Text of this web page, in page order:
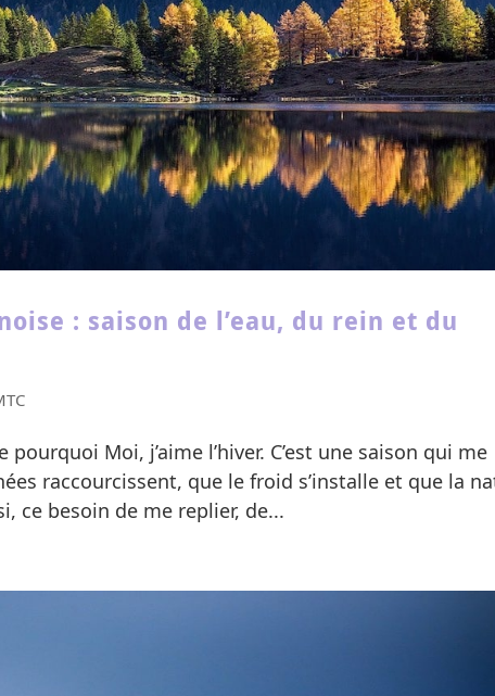
: saison de l’eau, du rein et du
Moi, j’aime l’hiver. C’est une saison qui me
raccourcissent, que le froid s’installe et que la
ce besoin de me replier, de...